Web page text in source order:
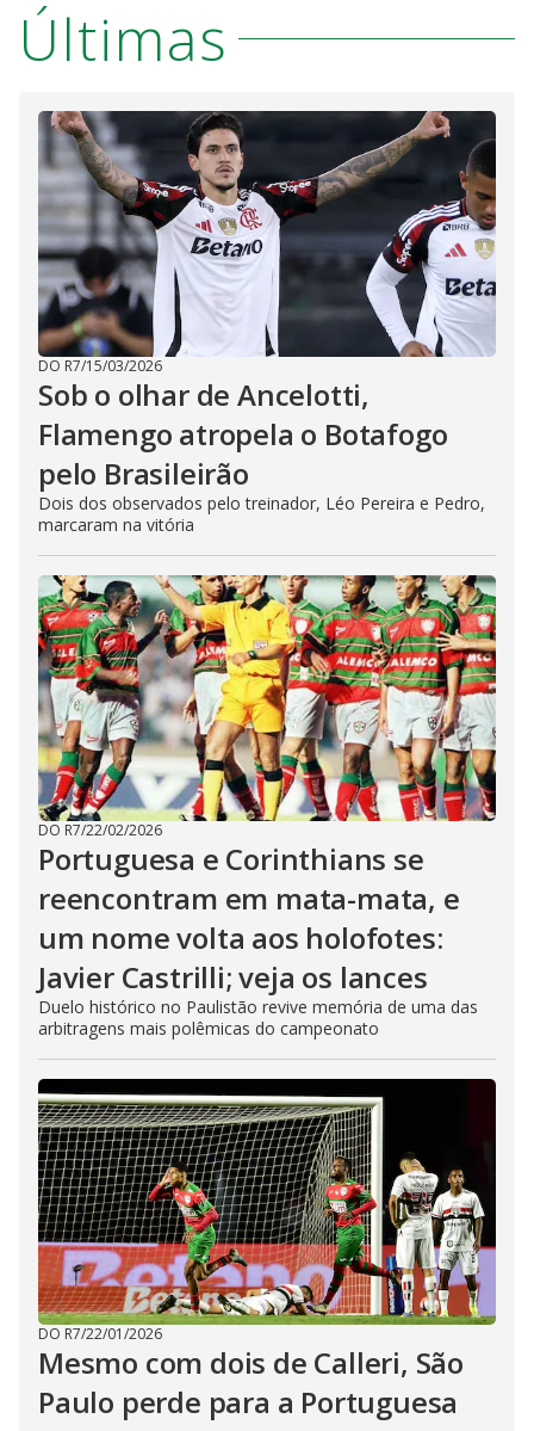
Últimas
DO R7/15/03/2026
Sob o olhar de Ancelotti,
Flamengo atropela o Botafogo
pelo Brasileirão
Dois dos observados pelo treinador, Léo Pereira e Pedro,
marcaram na vitória
DO R7/22/02/2026
Portuguesa e Corinthians se
reencontram em mata-mata, e
um nome volta aos holofotes:
Javier Castrilli; veja os lances
Duelo histórico no Paulistão revive memória de uma das
arbitragens mais polêmicas do campeonato
DO R7/22/01/2026
Mesmo com dois de Calleri, São
Paulo perde para a Portuguesa